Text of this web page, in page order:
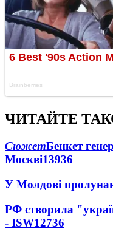
ЧИТАЙТЕ
СюжетБенкет
Москві13936
У Молдові
РФ створила
- ISW12736